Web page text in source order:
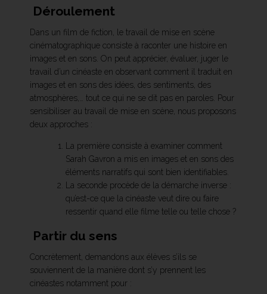
Déroulement
Dans un film de fiction, le travail de mise en scène
cinématographique consiste à raconter une histoire en
images et en sons. On peut apprécier, évaluer, juger le
travail d’un cinéaste en observant comment il traduit en
images et en sons des idées, des sentiments, des
atmosphères,… tout ce qui ne se dit pas en paroles. Pour
sensibiliser au travail de mise en scène, nous proposons
deux approches :
La première consiste à examiner comment
Sarah Gavron a mis en images et en sons des
éléments narratifs qui sont bien identifiables.
La seconde procède de la démarche inverse :
qu’est-ce que la cinéaste veut dire ou faire
ressentir quand elle filme telle ou telle chose ?
Partir du sens
Concrètement, demandons aux élèves s’ils se
souviennent de la manière dont s’y prennent les
cinéastes notamment pour :